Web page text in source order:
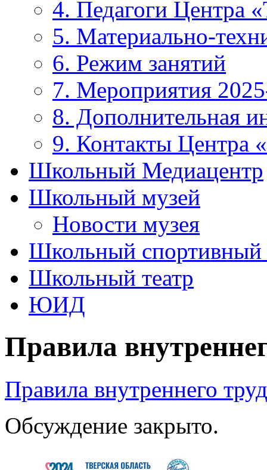
4. Педагоги Центра
5. Материально-
6. Режим занятий
7. Мероприятия
8. Дополнительная
9. Контакты Центра
Школьный Медиацентр
Школьный музей
Новости музея
Школьный спортивный
Школьный театр
ЮИД
Правила
Правила внутреннего
Обсуждение закрыто.